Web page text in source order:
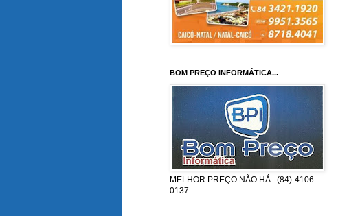
BOM PREÇO INFORMÁTICA...
MELHOR PREÇO NÃO HÁ...(84)-4106-
0137